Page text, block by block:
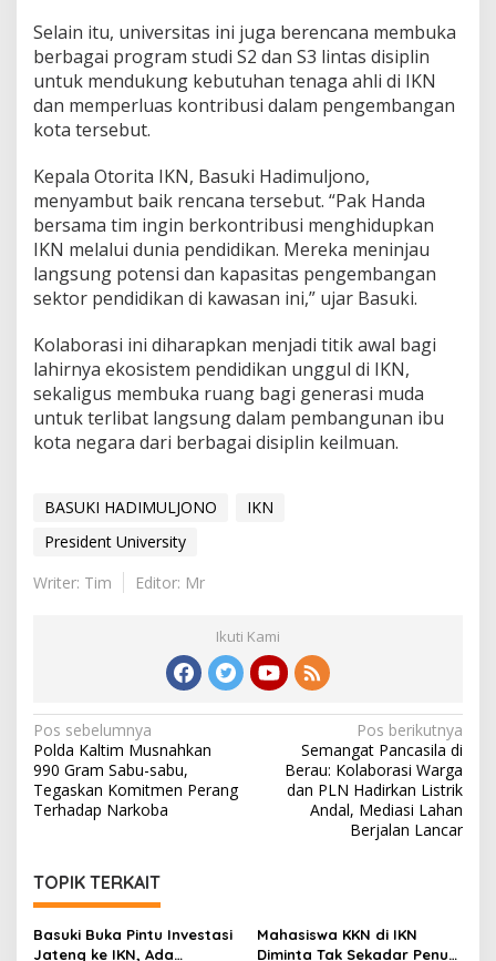
Selain itu, universitas ini juga berencana membuka
berbagai program studi S2 dan S3 lintas disiplin
untuk mendukung kebutuhan tenaga ahli di IKN
dan memperluas kontribusi dalam pengembangan
kota tersebut.
Kepala Otorita IKN, Basuki Hadimuljono,
menyambut baik rencana tersebut. “Pak Handa
bersama tim ingin berkontribusi menghidupkan
IKN melalui dunia pendidikan. Mereka meninjau
langsung potensi dan kapasitas pengembangan
sektor pendidikan di kawasan ini,” ujar Basuki.
Kolaborasi ini diharapkan menjadi titik awal bagi
lahirnya ekosistem pendidikan unggul di IKN,
sekaligus membuka ruang bagi generasi muda
untuk terlibat langsung dalam pembangunan ibu
kota negara dari berbagai disiplin keilmuan.
BASUKI HADIMULJONO
IKN
President University
Writer: Tim
Editor: Mr
Ikuti Kami
Navigasi
pos
Pos sebelumnya
Polda Kaltim Musnahkan
990 Gram Sabu-sabu,
Tegaskan Komitmen Perang
Terhadap Narkoba
Pos berikutnya
Semangat Pancasila di
Berau: Kolaborasi Warga
dan PLN Hadirkan Listrik
Andal, Mediasi Lahan
Berjalan Lancar
TOPIK TERKAIT
Basuki Buka Pintu Investasi
Jateng ke IKN, Ada
Mahasiswa KKN di IKN
Diminta Tak Sekadar Penuhi